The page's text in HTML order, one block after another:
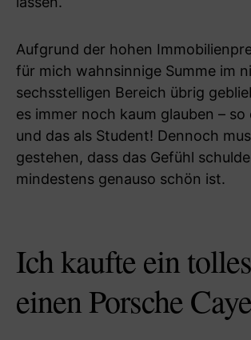
Aufgrund der hohen
für mich wahnsinnige Summe im
sechsstelligen Bereich übrig
es immer noch kaum glauben – so
und das als Student! Dennoch
gestehen, dass das Gefühl
mindestens genauso schön ist.
Ich kaufte ein
einen Porsche